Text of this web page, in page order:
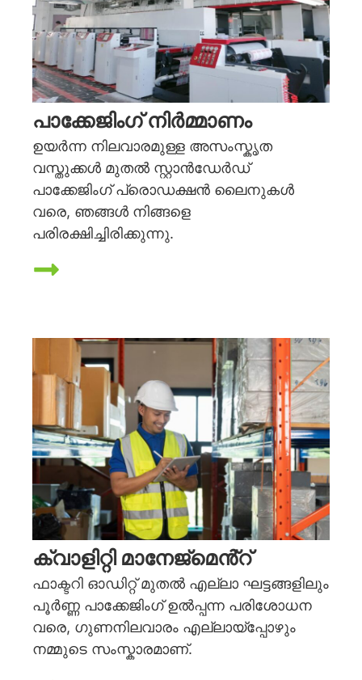
പാക്കേജിംഗ് നിർമ്മാണം
ഉയർന്ന നിലവാരമുള്ള അസംസ്കൃത
വസ്തുക്കൾ മുതൽ സ്റ്റാൻഡേർഡ്
പാക്കേജിംഗ് പ്രൊഡക്ഷൻ ലൈനുകൾ
വരെ, ഞങ്ങൾ നിങ്ങളെ
പരിരക്ഷിച്ചിരിക്കുന്നു.
ക്വാളിറ്റി മാനേജ്മെൻ്റ്
ഫാക്ടറി ഓഡിറ്റ് മുതൽ എല്ലാ ഘട്ടങ്ങളിലും
പൂർണ്ണ പാക്കേജിംഗ് ഉൽപ്പന്ന പരിശോധന
വരെ, ഗുണനിലവാരം എല്ലായ്പ്പോഴും
നമ്മുടെ സംസ്കാരമാണ്.